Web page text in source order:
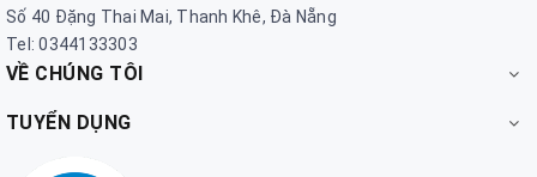
Số 40 Đặng Thai Mai, Thanh Khê, Đà Nẵng
Tel: 0344133303
VỀ CHÚNG TÔI
TUYỂN DỤNG